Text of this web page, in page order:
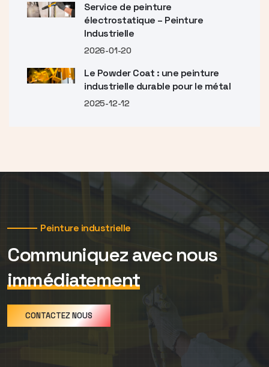
Service de peinture
électrostatique – Peinture
Industrielle
2026-01-20
Le Powder Coat : une peinture
industrielle durable pour le métal
2025-12-12
Peinture industrielle
Communiquez avec nous
immédiatement
CONTACTEZ NOUS